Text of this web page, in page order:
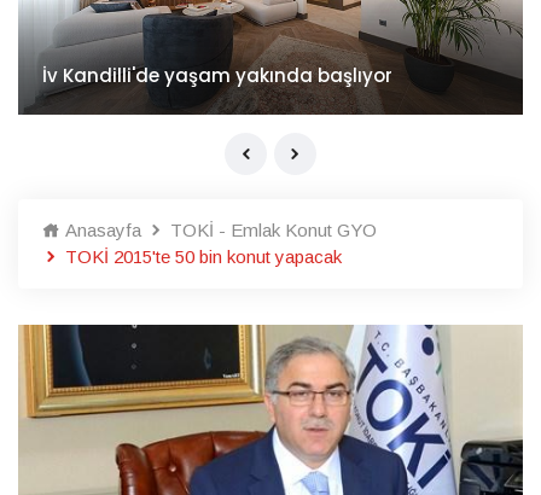
İv Kandilli'de yaşam yakında başlıyor
Anasayfa
TOKİ - Emlak Konut GYO
TOKİ 2015'te 50 bin konut yapacak